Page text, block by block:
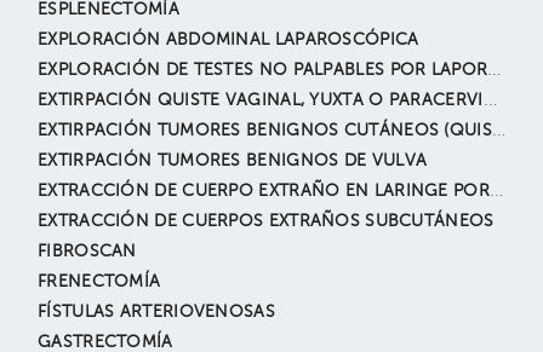
ESPLENECTOMÍA
EXPLORACIÓN ABDOMINAL LAPAROSCÓPICA
EXPLORACIÓN DE TESTES NO PALPABLES POR LAPOROSCOPÍA
EXTIRPACIÓN QUISTE VAGINAL, YUXTA O PARACERVICAL
EXTIRPACIÓN TUMORES BENIGNOS CUTÁNEOS (QUISTE EPIDÉRMICO, NEVUS, LIPOMAS, ANGIOMAS, ETC.)
EXTIRPACIÓN TUMORES BENIGNOS DE VULVA
EXTRACCIÓN DE CUERPO EXTRAÑO EN LARINGE POR BRONCOSCOPÍA TERAPÉUTICA
EXTRACCIÓN DE CUERPOS EXTRAÑOS SUBCUTÁNEOS
FIBROSCAN
FRENECTOMÍA
FÍSTULAS ARTERIOVENOSAS
GASTRECTOMÍA